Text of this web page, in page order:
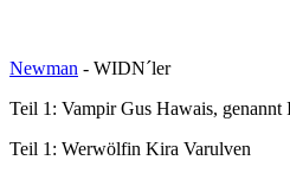
Newman - WIDN´ler
Teil 1: Vampir Gus Hawais, genannt
Teil 1: Werwölfin Kira Varulven